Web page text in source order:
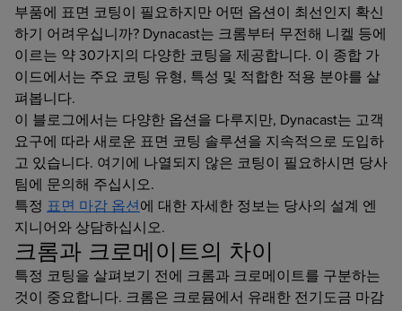
부품에 표면 코팅이 필요하지만 어떤 옵션이 최선인지 확신
하기 어려우십니까? Dynacast는 크롬부터 무전해 니켈 등에
이르는 약 30가지의 다양한 코팅을 제공합니다. 이 종합 가
이드에서는 주요 코팅 유형, 특성 및 적합한 적용 분야를 살
펴봅니다.
이 블로그에서는 다양한 옵션을 다루지만, Dynacast는 고객
요구에 따라 새로운 표면 코팅 솔루션을 지속적으로 도입하
고 있습니다. 여기에 나열되지 않은 코팅이 필요하시면 당사
팀에 문의해 주십시오.
특정 표면 마감 옵션에 대한 자세한 정보는 당사의 설계 엔
지니어와 상담하십시오.
크롬과 크로메이트의 차이
특정 코팅을 살펴보기 전에 크롬과 크로메이트를 구분하는
것이 중요합니다. 크롬은 크로뮴에서 유래한 전기도금 마감